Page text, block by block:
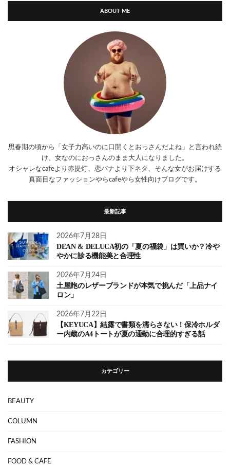
ABOUT ME
思春期の頃から「女子力高いのに口開くとおっさんだよね」と言われ続
け、女なのにおっさんのまま大人になりました。
オシャレなcafeより赤提灯、恋バナより下ネタ、そんな女がお届けする
真面目なファッションやらcafeやら女性向けブログです。
最新記事
2026年7月28日
DEAN & DELUCA初の「夏の福袋」は買いか？冷や
やかに診る機能美と合理性
2026年7月24日
土屋鞄のレザーブランドが本気で挑んだ「上品ナイ
ロン」
2026年7月22日
【KEYUCA】結露で書類を濡らさない！保冷ホルダ
ー内蔵のA4トートが夏の通勤に合理的すぎる話
カテゴリー
BEAUTY
COLUMN
FASHION
FOOD & CAFE